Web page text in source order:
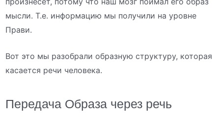
мысли. Т.е. информацию мы получили на уровне
Прави.
Вот это мы разобрали образную структуру, которая
касается речи человека.
Передача Образа через речь